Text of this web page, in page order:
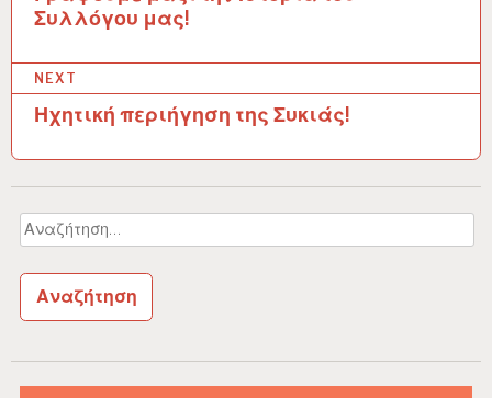
Π
γ
η
σ
ρ
θ
Συλλόγου μας!
NEXT
Ηχητική περιήγηση της Συκιάς!
Αναζήτηση
για: